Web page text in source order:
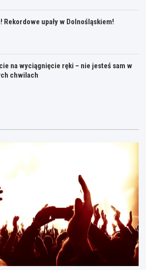
Rekordowe upały w Dolnośląskiem!
na wyciągnięcie ręki – nie jesteś sam w
chwilach